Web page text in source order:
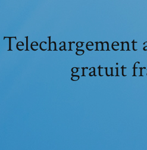
Telechargement
gratuit